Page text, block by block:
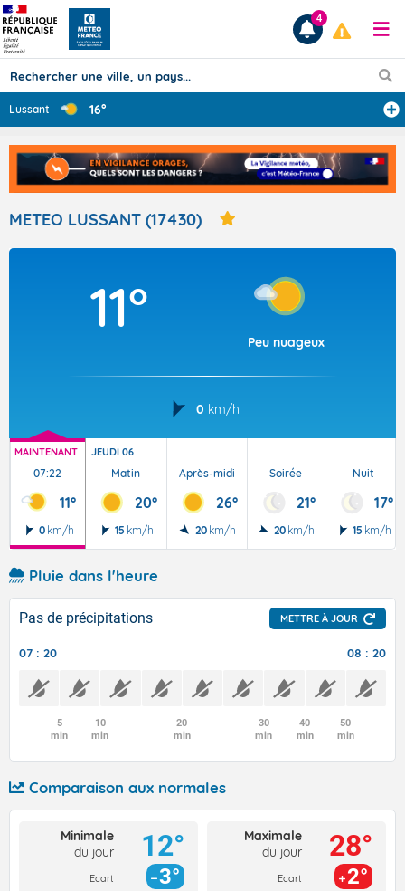
Prévisions
TOUS LES RÉSULTATS
Articles
4
Lussant 16°
METEO LUSSANT (17430)
11°
Peu nuageux
0 km/h
MAINTENANT
07:22
11°
0 km/h
JEUDI 06
Matin
20°
15 km/h
Après-midi
26°
20 km/h
Soirée
21°
20 km/h
Nuit
17°
15 km/h
Pluie dans l'heure
Pas de précipitations METTRE À JOUR
07 : 20 08 : 20
5
min
10
min
20
min
30
min
40
min
50
min
Comparaison aux normales
Minimale
du jour
Ecart
12°
3°
Maximale
du jour
Ecart
28°
2°